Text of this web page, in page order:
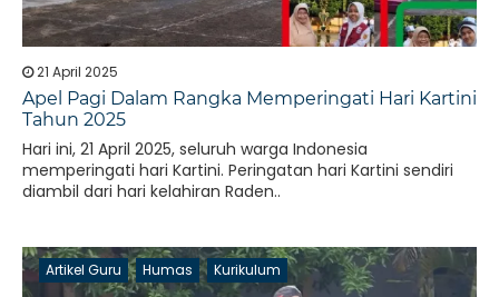
21 April 2025
Apel Pagi Dalam Rangka Memperingati Hari Kartini
Tahun 2025
Hari ini, 21 April 2025, seluruh warga Indonesia
memperingati hari Kartini. Peringatan hari Kartini sendiri
diambil dari hari kelahiran Raden..
Artikel Guru Humas Kurikulum